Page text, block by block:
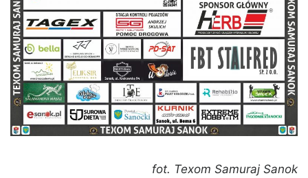
fot. Texom Samuraj Sanok